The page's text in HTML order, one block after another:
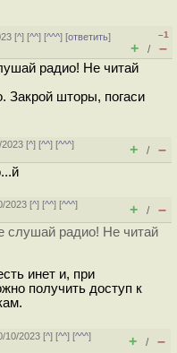
[^] [^^] [^^^] [ответить]
–1
+ / –
радио! Не читай
Закрой шторы, погаси
[^] [^^] [^^^]
+ / –
2023 [^] [^^] [^^^]
+ / –
слушай радио! Не читай
инет и, при
получить доступ к
10/2023 [^] [^^] [^^^]
+ / –